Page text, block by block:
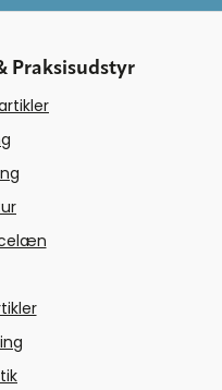
Praksisudstyr